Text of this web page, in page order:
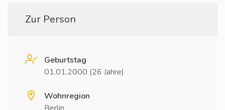
Zur Person
Geburtstag
01.01.2000 (26 Jahre)
Wohnregion